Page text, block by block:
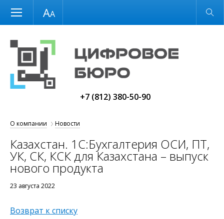
Размер шрифта Обычная версия
+7 (812) 380-50-90
О компании Новости
Казахстан. 1С:Бухгалтерия ОСИ, ПТ,
УК, СК, КСК для Казахстана – выпуск
нового продукта
23 августа 2022
Возврат к списку